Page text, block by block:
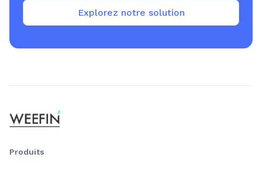
Explorez notre solution
Produits